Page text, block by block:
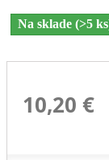
Na sklade (>5
10,20 €